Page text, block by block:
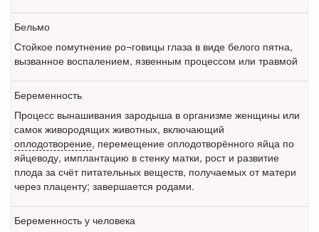
Бельмо
Стойкое помутнение ро¬говицы глаза в виде белого пятна,
вызванное воспалением, язвенным процессом или травмой
Беременность
Процесс вынашивания зародыша в организме женщины или
самок живородящих животных, включающий
оплодотворение, перемещение оплодотворённого яйца по
яйцеводу, имплантацию в стенку матки, рост и развитие
плода за счёт питательных веществ, получаемых от матери
через плаценту; завершается родами.
Беременность у человека